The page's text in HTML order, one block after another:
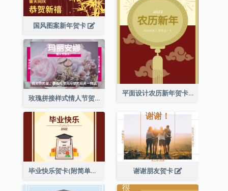
国风图案新年贺卡
平面设计农历新年贺卡与装饰
玫瑰拼接样式情人节贺卡
毕业快乐贺卡(附简单配图) 谢谢朋友贺卡